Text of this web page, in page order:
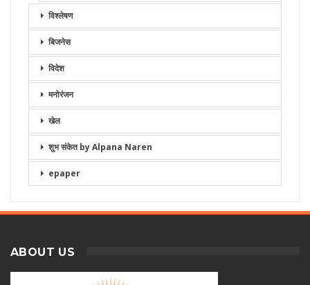
विश्लेषण
बिजनेस
विदेश
मनोरंजन
खेल
शुभ संकेत by Alpana Naren
epaper
ABOUT US